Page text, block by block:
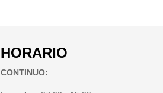
HORARIO
CONTINUO: